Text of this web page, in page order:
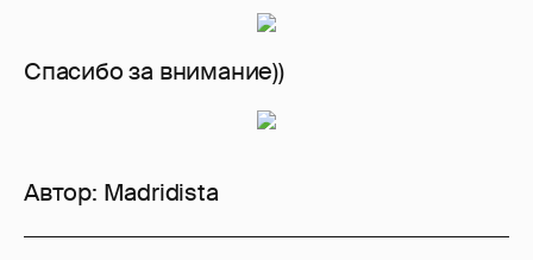
Спасибо за внимание))
Автор: Madridista